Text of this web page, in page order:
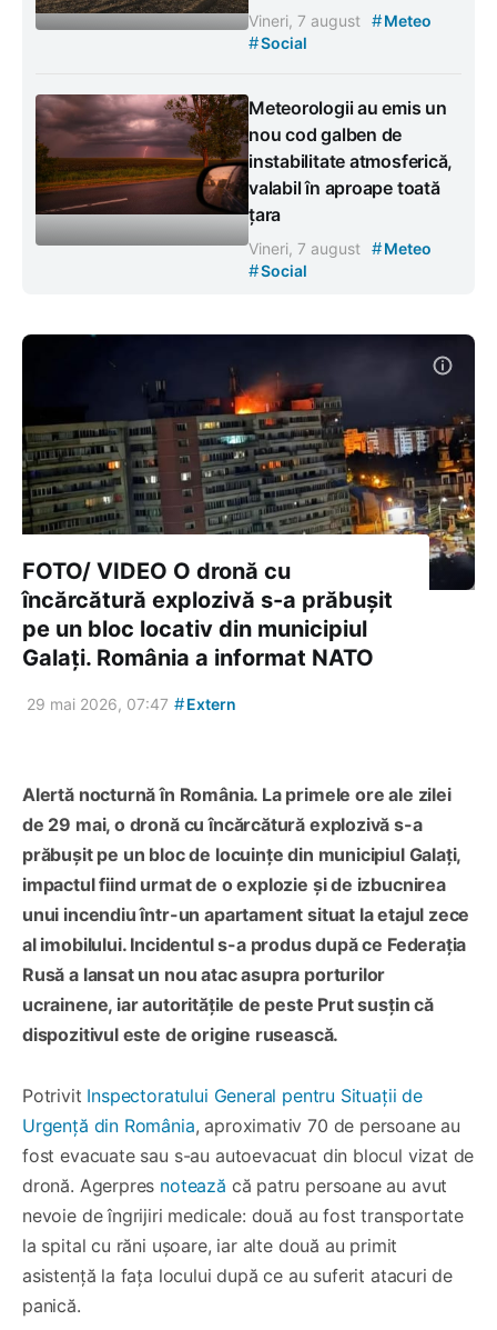
Vineri, 7 august #Meteo
#Social
Meteorologii au emis un
nou cod galben de
instabilitate atmosferică,
valabil în aproape toată
țara
Vineri, 7 august #Meteo
#Social
FOTO/ VIDEO O dronă cu
încărcătură explozivă s-a prăbușit
pe un bloc locativ din municipiul
Galați. România a informat NATO
29 mai 2026, 07:47 #Extern
Alertă nocturnă în România. La primele ore ale zilei
de 29 mai, o dronă cu încărcătură explozivă s-a
prăbușit pe un bloc de locuințe din municipiul Galați,
impactul fiind urmat de o explozie și de izbucnirea
unui incendiu într-un apartament situat la etajul zece
al imobilului. Incidentul s-a produs după ce Federația
Rusă a lansat un nou atac asupra porturilor
ucrainene, iar autoritățile de peste Prut susțin că
dispozitivul este de origine rusească.
Potrivit Inspectoratului General pentru Situații de
Urgență din România, aproximativ 70 de persoane au
fost evacuate sau s-au autoevacuat din blocul vizat de
dronă. Agerpres notează că patru persoane au avut
nevoie de îngrijiri medicale: două au fost transportate
la spital cu răni ușoare, iar alte două au primit
asistență la fața locului după ce au suferit atacuri de
panică.